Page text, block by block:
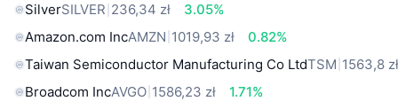
SilverSILVER 236,34 zł
3.05%
Amazon.com IncAMZN 1019,93 zł
0.82%
Taiwan Semiconductor Manufacturing Co LtdTSM 1563,8
Broadcom IncAVGO 1586,23 zł
1.71%